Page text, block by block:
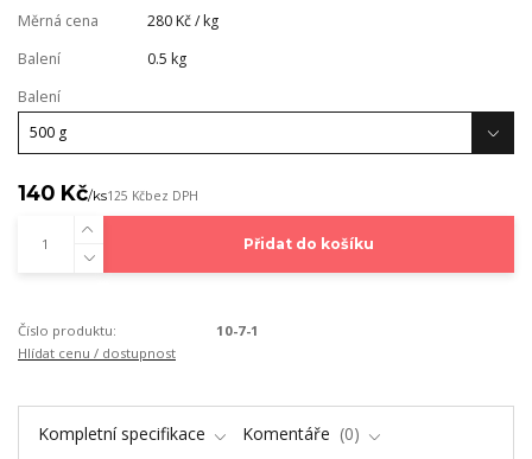
Měrná cena
280 Kč / kg
Balení
0.5 kg
Balení
140 Kč/ks125 Kčbez DPH
Přidat do košíku
Číslo produktu:
10-7-1
Hlídat cenu / dostupnost
Kompletní specifikace Komentáře
0